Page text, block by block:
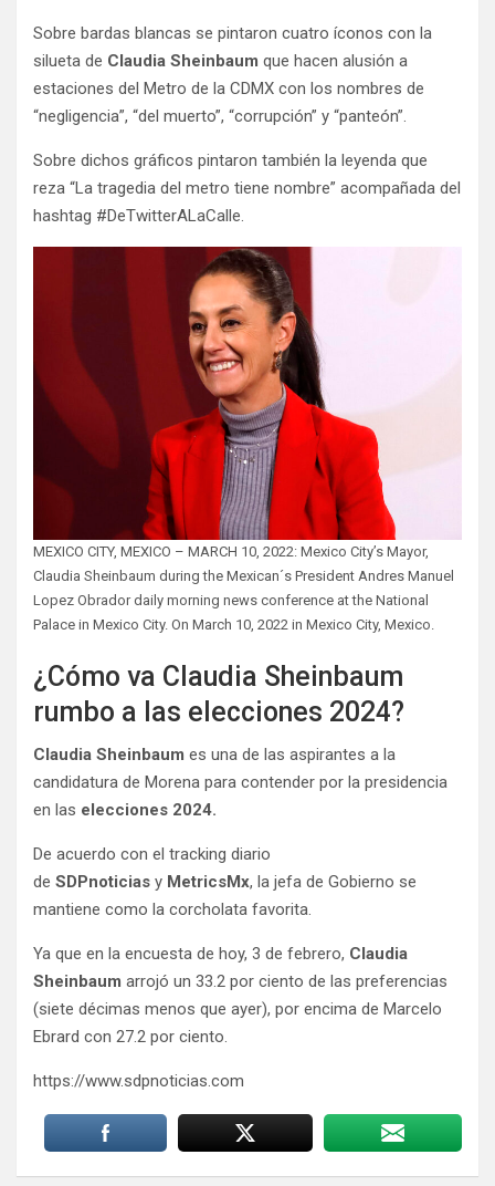
Sobre bardas blancas se pintaron cuatro íconos con la
silueta de Claudia Sheinbaum que hacen alusión a
estaciones del Metro de la CDMX con los nombres de
“negligencia”, “del muerto”, “corrupción” y “panteón”.
Sobre dichos gráficos pintaron también la leyenda que
reza “La tragedia del metro tiene nombre” acompañada del
hashtag #DeTwitterALaCalle.
MEXICO CITY, MEXICO – MARCH 10, 2022: Mexico City’s Mayor,
Claudia Sheinbaum during the Mexican´s President Andres Manuel
Lopez Obrador daily morning news conference at the National
Palace in Mexico City. On March 10, 2022 in Mexico City, Mexico.
¿Cómo va Claudia Sheinbaum
rumbo a las elecciones 2024?
Claudia Sheinbaum es una de las aspirantes a la
candidatura de Morena para contender por la presidencia
en las elecciones 2024.
De acuerdo con el tracking diario
de SDPnoticias y MetricsMx, la jefa de Gobierno se
mantiene como la corcholata favorita.
Ya que en la encuesta de hoy, 3 de febrero, Claudia
Sheinbaum arrojó un 33.2 por ciento de las preferencias
(siete décimas menos que ayer), por encima de Marcelo
Ebrard con 27.2 por ciento.
https://www.sdpnoticias.com